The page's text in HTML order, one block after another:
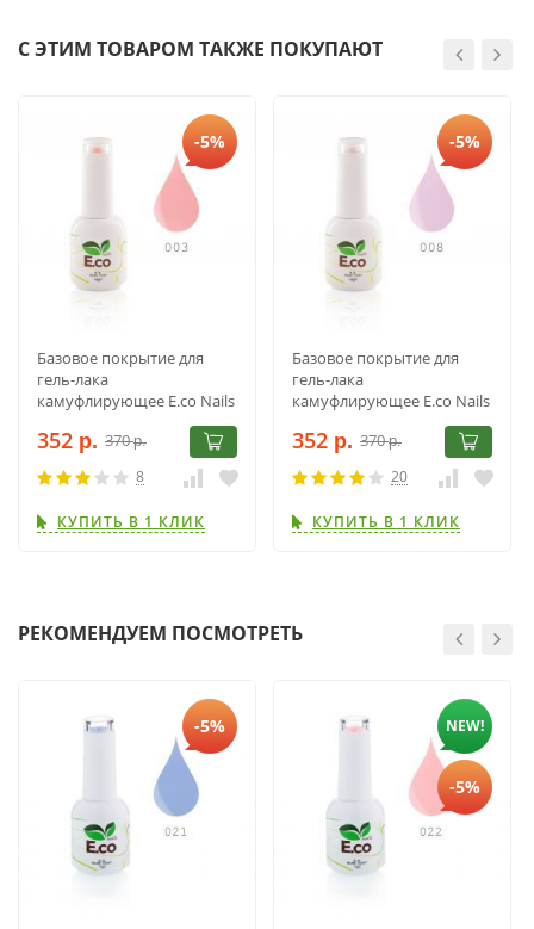
С ЭТИМ ТОВАРОМ ТАКЖЕ ПОКУПАЮТ
-5%
Базовое покрытие для
гель-лака
камуфлирующее E.co Nails
BB-base Gel BB003 10мл
352 р. 370р.
8
КУПИТЬ В 1 КЛИК
-5%
Базовое покрытие для
гель-лака
камуфлирующее E.co Nails
BB-base Gel BB008 10мл
352 р. 370р.
20
КУПИТЬ В 1 КЛИК
РЕКОМЕНДУЕМ ПОСМОТРЕТЬ
-5% NEW!
-5%